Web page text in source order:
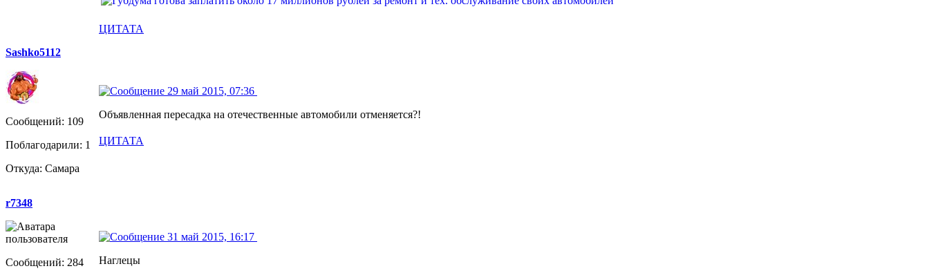
ЦИТАТА
Sashko5112
Сообщений: 109
Поблагодарили: 1
Откуда: Самара
29 май 2015, 07:36
Объявленная пересадка на отечественные автомобили отменяется?!
ЦИТАТА
r7348
Сообщений: 284
31 май 2015, 16:17
Наглецы